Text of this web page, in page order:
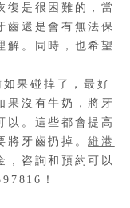
復是很困難的，當
齒還是會有無法保
解。同時，也希望
果碰掉了，最好
果沒有牛奶，將牙
以。這些都會提高
將牙齒扔掉。維港
，咨詢和預約可以
！